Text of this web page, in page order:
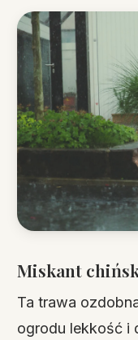
Miskant
Ta trawa
ogrodu lekkość i